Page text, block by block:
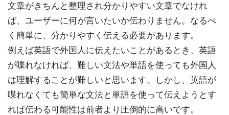
文章がきちんと整理され分かりやすい文章でなけれ
ば、ユーザーに何が言いたいか伝わりません。なるべ
く簡単に、分かりやすく伝える必要があります。
例えば英語で外国人に伝えたいことがあるとき、英語
が喋れなければ、難しい文法や単語を使っても外国人
は理解することが難しいと思います。しかし、英語が
喋れなくても簡単な文法と単語を使って伝えようとす
れば伝わる可能性は前者より圧倒的に高いです。